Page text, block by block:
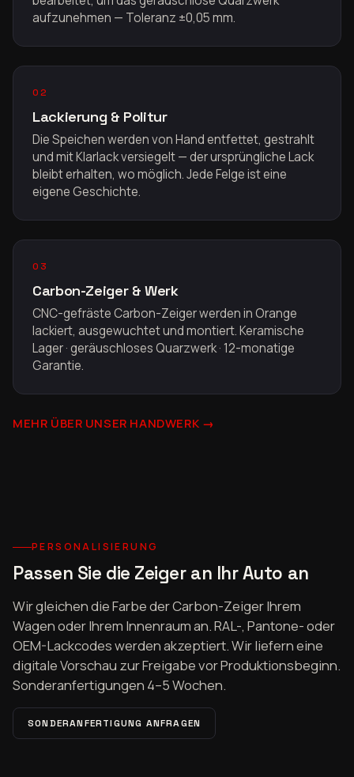
aufzunehmen — Toleranz ±0,05 mm.
02
Lackierung & Politur
Die Speichen werden von Hand entfettet, gestrahlt
und mit Klarlack versiegelt — der ursprüngliche Lack
bleibt erhalten, wo möglich. Jede Felge ist eine
eigene Geschichte.
03
Carbon-Zeiger & Werk
CNC-gefräste Carbon-Zeiger werden in Orange
lackiert, ausgewuchtet und montiert. Keramische
Lager · geräuschloses Quarzwerk · 12-monatige
Garantie.
MEHR ÜBER UNSER HANDWERK →
PERSONALISIERUNG
Passen Sie die Zeiger an Ihr Auto an
Wir gleichen die Farbe der Carbon-Zeiger Ihrem
Wagen oder Ihrem Innenraum an. RAL-, Pantone- oder
OEM-Lackcodes werden akzeptiert. Wir liefern eine
digitale Vorschau zur Freigabe vor Produktionsbeginn.
Sonderanfertigungen 4–5 Wochen.
SONDERANFERTIGUNG ANFRAGEN